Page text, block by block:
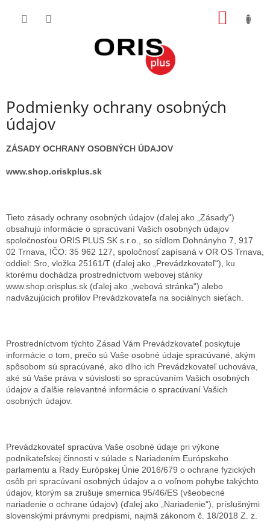
Podmienky ochrany osobných
údajov
ZÁSADY OCHRANY OSOBNÝCH ÚDAJOV
www.shop.oriskplus.sk
Tieto zásady ochrany osobných údajov (ďalej ako „Zásady“)
obsahujú informácie o spracúvaní Vašich osobných údajov
spoločnosťou ORIS PLUS SK s.r.o., so sídlom Dohnányho 7, 917
02 Trnava, IČO: 35 962 127, spoločnosť zapísaná v OR OS Trnava,
oddiel: Sro, vložka 25161/T (ďalej ako „Prevádzkovateľ“), ku
ktorému dochádza prostredníctvom webovej stánky
www.shop.orisplus.sk (ďalej ako „webová stránka“) alebo
nadväzujúcich profilov Prevádzkovateľa na sociálnych sieťach.
Prostredníctvom týchto Zásad Vám Prevádzkovateľ poskytuje
informácie o tom, prečo sú Vaše osobné údaje spracúvané, akým
spôsobom sú spracúvané, ako dlho ich Prevádzkovateľ uchováva,
aké sú Vaše práva v súvislosti so spracúvaním Vašich osobných
údajov a ďalšie relevantné informácie o spracúvaní Vašich
osobných údajov.
Prevádzkovateľ spracúva Vaše osobné údaje pri výkone
podnikateľskej činnosti v súlade s Nariadením Európskeho
parlamentu a Rady Európskej Únie 2016/679 o ochrane fyzických
osôb pri spracúvaní osobných údajov a o voľnom pohybe takýchto
údajov, ktorým sa zrušuje smernica 95/46/ES (všeobecné
nariadenie o ochrane údajov) (ďalej ako „Nariadenie“), príslušnými
slovenskými právnymi predpismi, najmä zákonom č. 18/2018 Z. z.